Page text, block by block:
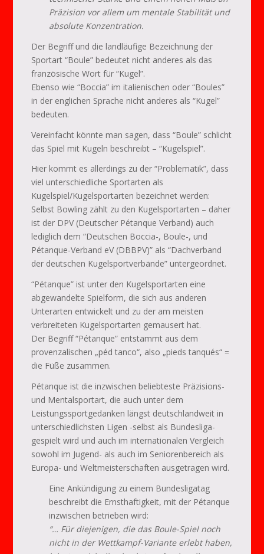
Präzision vor allem um mentale Stabilität und
absolute Konzentration.
Der Begriff und die landläufige Bezeichnung der
Sportart “Boule” bedeutet nicht anderes als das
französische Wort für “Kugel”.
Ebenso wie “Boccia” im italienischen oder “Boules”
in der englichen Sprache nicht anderes als “Kugel”
bedeuten.
Vereinfacht könnte man sagen, dass “Boule” schlicht
das Spiel mit Kugeln beschreibt – “Kugelspiel”.
Hier kommt es allerdings zu der “Problematik”, dass
viel unterschiedliche Sportarten als
Kugelspiel/Kugelsportarten bezeichnet werden:
Selbst Bowling zählt zu den Kugelsportarten – daher
ist der DPV (Deutscher Pétanque Verband) auch
lediglich dem “Deutschen Boccia-, Boule-, und
Pétanque-Verband eV (DBBPV)” als “Dachverband
der deutschen Kugelsportverbände” untergeordnet.
“Pétanque” ist unter den Kugelsportarten eine
abgewandelte Spielform, die sich aus anderen
Unterarten entwickelt und zu der am meisten
verbreiteten Kugelsportarten gemausert hat.
Der Begriff “Pétanque” entstammt aus dem
provenzalischen „péd tanco“, also „pieds tanqués“ =
die Füße zusammen.
Pétanque ist die inzwischen beliebteste Präzisions-
und Mentalsportart, die auch unter dem
Leistungssportgedanken längst deutschlandweit in
unterschiedlichsten Ligen -selbst als Bundesliga-
gespielt wird und auch im internationalen Vergleich
sowohl im Jugend- als auch im Seniorenbereich als
Europa- und Weltmeisterschaften ausgetragen wird.
Eine Ankündigung zu einem Bundesligatag
beschreibt die Ernsthaftigkeit, mit der Pétanque
inzwischen betrieben wird:
“… Für diejenigen, die das Boule-Spiel noch
nicht in der Wettkampf-Variante erlebt haben,